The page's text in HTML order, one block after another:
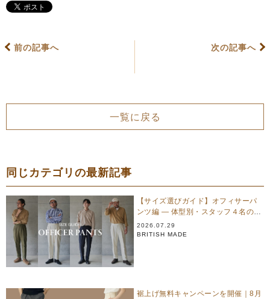
前の記事へ 次の記事へ
一覧に戻る
同じカテゴリの最新記事
【サイズ選びガイド】オフィサーパ
ンツ編 — 体型別・スタッフ４名のリ
アル試着
2026.07.29
BRITISH MADE
裾上げ無料キャンペーンを開催｜8月